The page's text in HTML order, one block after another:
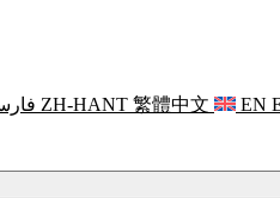
ZH-HANT 繁體中文 EN